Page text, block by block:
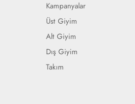
Kampanyalar
Üst Giyim
Alt Giyim
Dış Giyim
Takım